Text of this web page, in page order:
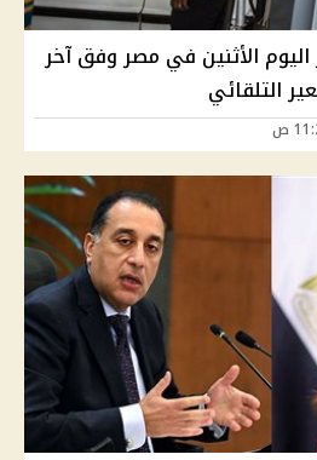
اليوم الأثنين في مصر وفق آخر
التلقائي